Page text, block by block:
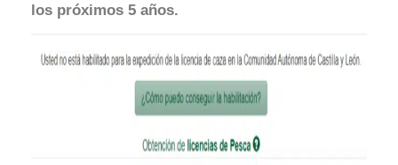
los próximos 5 años.